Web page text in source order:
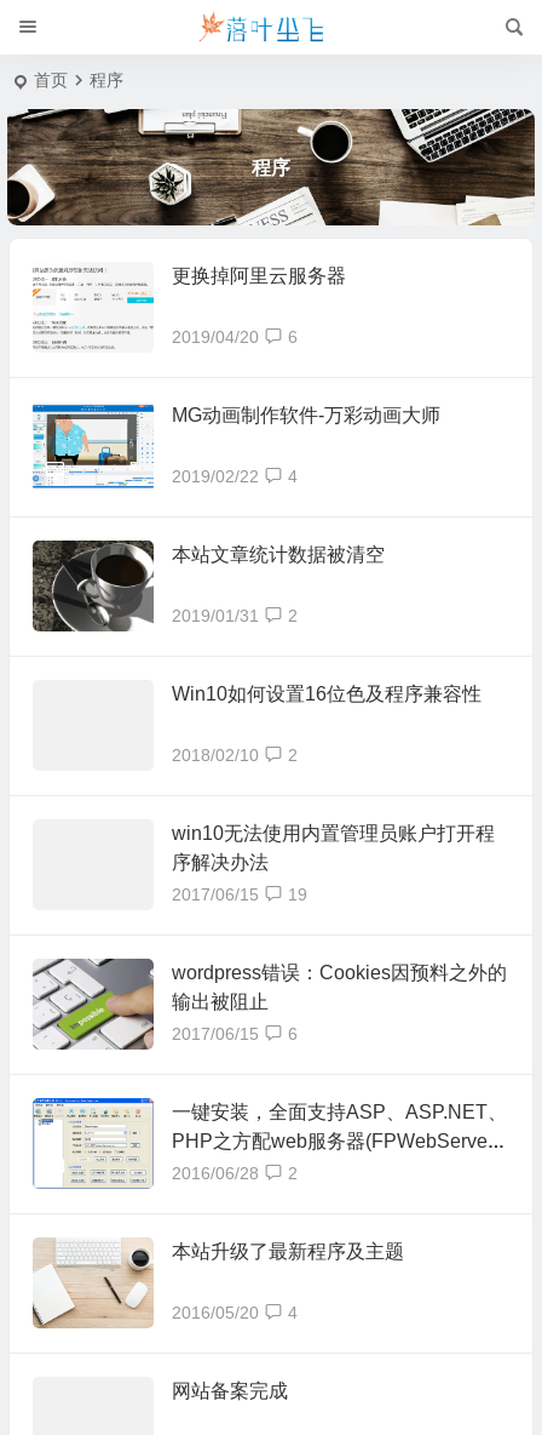
首页 程序
程序
更换掉阿里云服务器
2019/04/20 6
MG动画制作软件-万彩动画大师
2019/02/22 4
本站文章统计数据被清空
2019/01/31 2
Win10如何设置16位色及程序兼容性
2018/02/10 2
win10无法使用内置管理员账户打开程
序解决办法
2017/06/15 19
wordpress错误：Cookies因预料之外的
输出被阻止
2017/06/15 6
一键安装，全面支持ASP、ASP.NET、
PHP之方配web服务器(FPWebServer)
V3.0下载
2016/06/28 2
本站升级了最新程序及主题
2016/05/20 4
网站备案完成